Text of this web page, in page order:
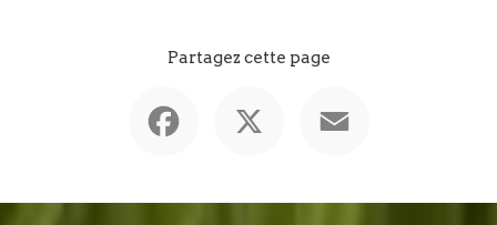
Partagez cette page